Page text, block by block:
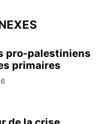
pro-palestiniens
primaires